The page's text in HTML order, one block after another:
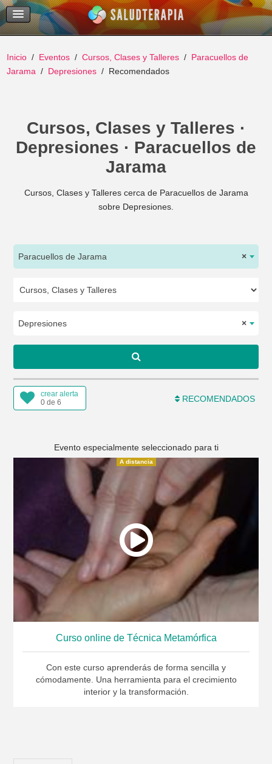
Temas Recientes
Buscar
Inicio Eventos Cursos, Clases y Talleres
Paracuellos de
Jarama
Depresiones Recomendados
Cursos, Clases y Talleres ·
Depresiones · Paracuellos de
Jarama
Cursos, Clases y Talleres cerca de Paracuellos de Jarama
sobre Depresiones.
×
Paracuellos de Jarama
×
Depresiones
crear alerta
0 de 6
RECOMENDADOS
Evento especialmente seleccionado para ti
Curso online de Técnica Metamórfica
Con este curso aprenderás de forma sencilla y
cómodamente. Una herramienta para el crecimiento
interior y la transformación.
A distancia